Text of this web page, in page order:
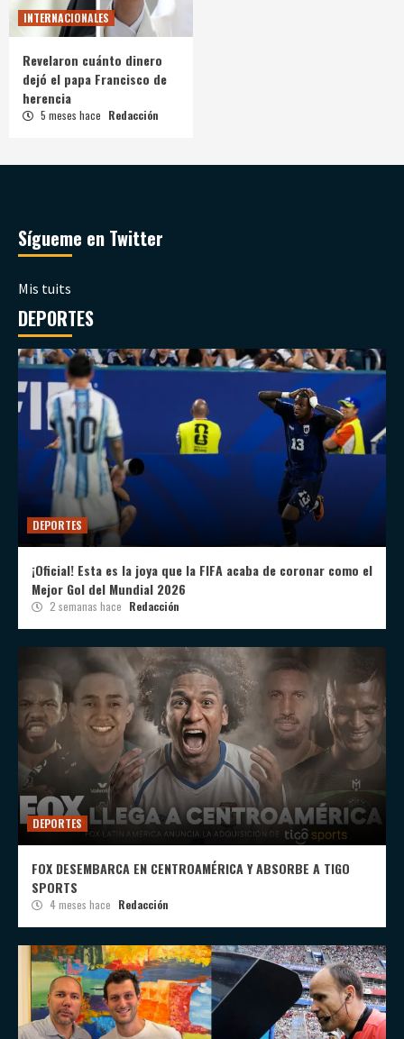
INTERNACIONALES
Revelaron cuánto dinero
dejó el papa Francisco de
herencia
5 meses hace Redacción
Sígueme en Twitter
Mis tuits
DEPORTES
DEPORTES
¡Oficial! Esta es la joya que la FIFA acaba de coronar como el
Mejor Gol del Mundial 2026
2 semanas hace Redacción
DEPORTES
FOX DESEMBARCA EN CENTROAMÉRICA Y ABSORBE A TIGO
SPORTS
4 meses hace Redacción